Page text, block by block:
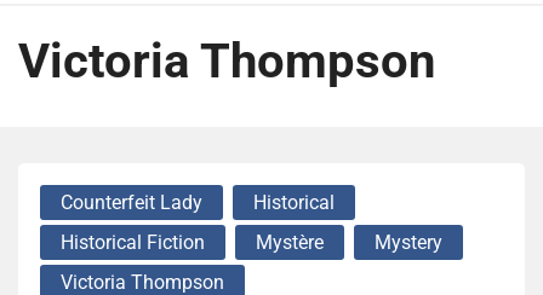
Victoria Thompson
Counterfeit Lady
Historical
Historical Fiction
Mystère
Mystery
Victoria Thompson